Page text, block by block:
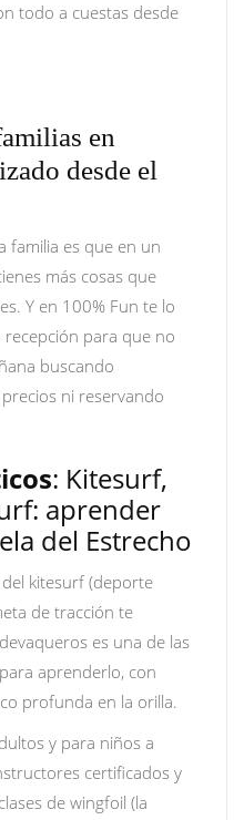
todo a cuestas desde
en
desde el
familia es que en un
más cosas que
Y en 100% Fun te lo
para que no
buscando
ni reservando
: Kitesurf,
aprender
del Estrecho
kitesurf (deporte
de tracción te
es una de las
aprenderlo, con
profunda en la orilla.
y para niños a
certificados y
de wingfoil (la